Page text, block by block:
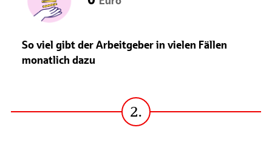
So viel gibt der Arbeitgeber in vielen Fällen
monatlich dazu
Schritt
2.